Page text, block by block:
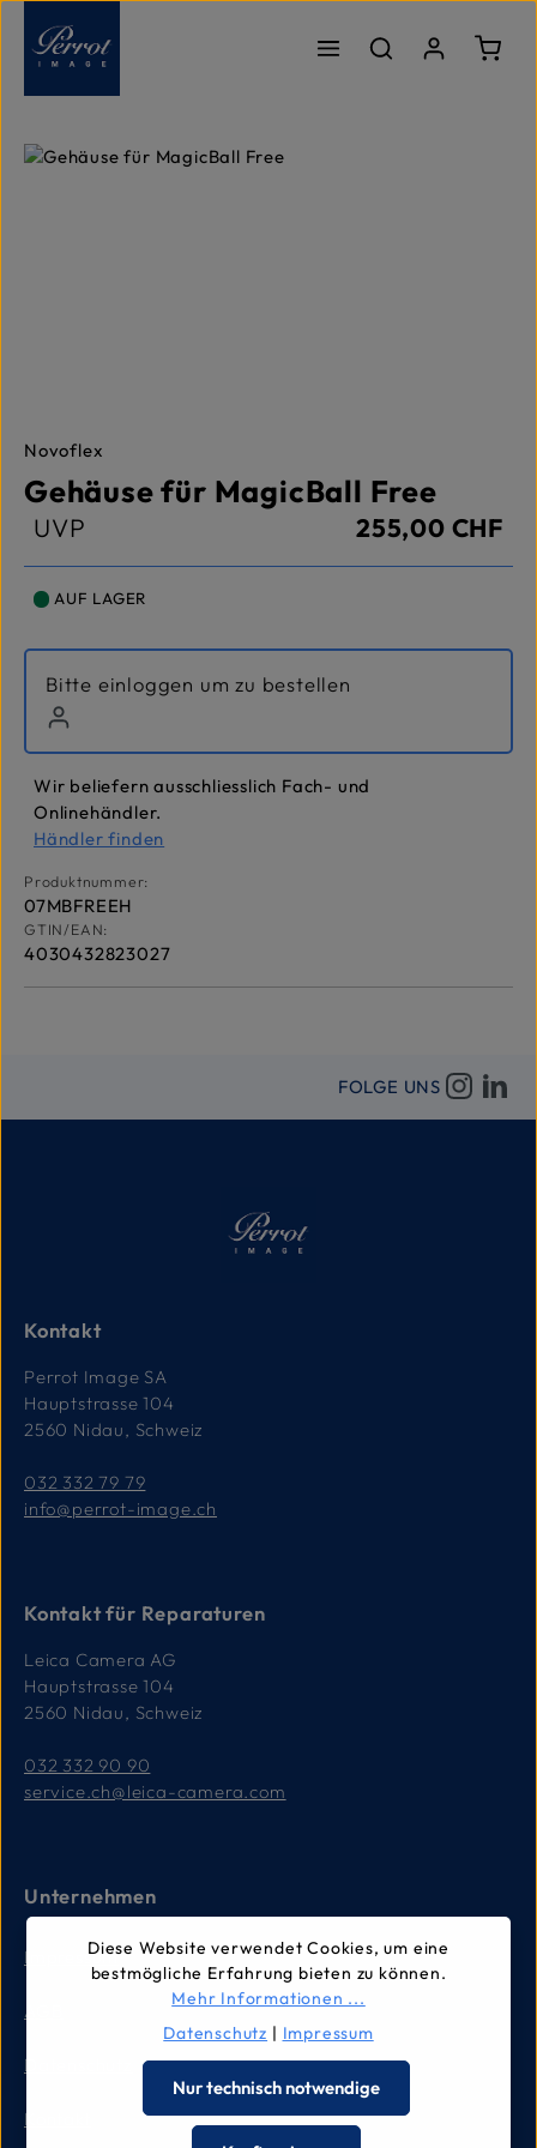
Zum Hauptinhalt springen
Bildergalerie überspringen
Novoflex
Gehäuse für MagicBall Free
UVP 255,00 CHF
AUF LAGER
Bitte einloggen um zu bestellen
Wir beliefern ausschliesslich Fach- und
Onlinehändler.
Händler finden
Produktnummer:
07MBFREEH
GTIN/EAN:
4030432823027
FOLGE UNS
Kontakt
Perrot Image SA
Hauptstrasse 104
2560 Nidau, Schweiz
032 332 79 79
info@perrot-image.ch
Kontakt für Reparaturen
Leica Camera AG
Hauptstrasse 104
2560 Nidau, Schweiz
032 332 90 90
service.ch@leica-camera.com
Unternehmen
Impressum
AGB
Datenschutz
Kontakt
Diese Website verwendet Cookies, um eine
bestmögliche Erfahrung bieten zu können.
Mehr Informationen ...
Datenschutz | Impressum
Nur technisch notwendige